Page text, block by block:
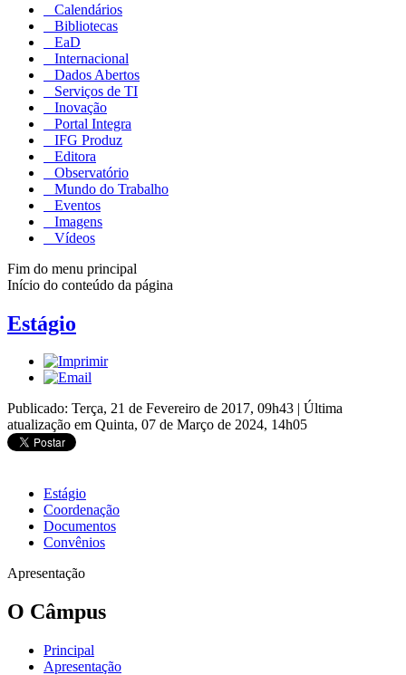
Calendários
Bibliotecas
EaD
Internacional
Dados Abertos
Serviços de TI
Inovação
Portal Integra
IFG Produz
Editora
Observatório
Mundo do Trabalho
Eventos
Imagens
Vídeos
Fim do menu principal
Início do conteúdo da página
Estágio
Publicado: Terça, 21 de Fevereiro de 2017, 09h43 | Última
atualização em Quinta, 07 de Março de 2024, 14h05
Estágio
Coordenação
Documentos
Convênios
Apresentação
O Câmpus
Principal
Apresentação